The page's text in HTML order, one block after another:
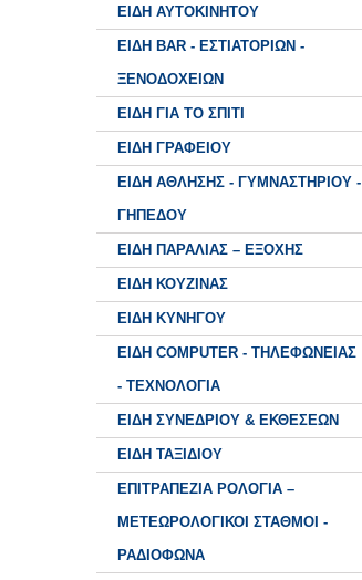
ΕΙΔΗ ΑΥΤΟΚΙΝΗΤΟΥ
ΕΙΔΗ BAR - ΕΣΤΙΑΤΟΡΙΩΝ -
ΞΕΝΟΔΟΧΕΙΩΝ
EIΔΗ ΓΙΑ ΤΟ ΣΠΙΤΙ
ΕΙΔΗ ΓΡΑΦΕΙΟΥ
ΕΙΔΗ ΑΘΛΗΣΗΣ - ΓΥΜΝΑΣΤΗΡΙΟΥ -
ΓΗΠΕΔΟΥ
ΕΙΔΗ ΠΑΡΑΛΙΑΣ – ΕΞΟΧΗΣ
ΕΙΔΗ ΚΟΥΖΙΝΑΣ
ΕΙΔΗ ΚΥΝΗΓΟΥ
ΕΙΔΗ COMPUTER - ΤΗΛΕΦΩΝΕΙΑΣ
- ΤΕΧΝΟΛΟΓΙΑ
ΕΙΔΗ ΣΥΝΕΔΡΙΟΥ & ΕΚΘΕΣΕΩΝ
ΕΙΔΗ ΤΑΞΙΔΙΟΥ
ΕΠΙΤΡΑΠΕΖΙΑ ΡΟΛΟΓΙΑ –
ΜΕΤΕΩΡΟΛΟΓΙΚΟΙ ΣΤΑΘΜΟΙ -
ΡΑΔΙΟΦΩΝΑ